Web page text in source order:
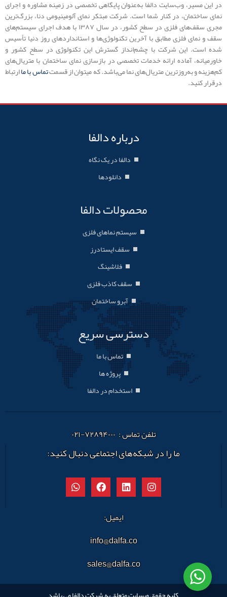
در این مسیر، وب‌سایت دالفا به‌عنوان پایگاهی تخصصی در زمینه مشاوره و اجرای
نمای ساختمان، در کنار شما است. شرکت مبتکر نمای آلومینیومی دنا، بزرگ‌ترین
مجری سقف‌های فلزی در سطح کشور، در سال ۱۳۸۷ با هدف اجرای سیستم‌های
سقف و نمای فلزی مطابق با آخرین تکنولوژی‌ها و استانداردهای روز دنیا تأسیس
شده است. این شرکت با چشم‌انداز گسترش این تکنولوژی در سطح کشور و
خاورمیانه، آماده ارائه خدمات تخصصی در بازسازی نمای ساختمان با متریال‌های
کم‌هزینه و به‌روزترین متریال‌های نما می‌باشد. که میتوان از قسمتتماس با ماارتباط
درقرار کنید.
درباره دالفا
دالفا در یک نگاه
دانلودها
محصولات دالفا
سیستم نماهای فلزی
سقف ایستادرز
فلاشینگ
سقف کاذب فلزی
آبرو ساختمان
دسترسی سریع
تماس با ما
پروژه ها
استخدام در دالفا
تلفن تماس : ۷۲۸۹۴۰۰۰-۰۲۱
ما را در شبکه‌های اجتماعی دنبال کنید:
ایمیل:
info@dalfa.co
sales@dalfa.co